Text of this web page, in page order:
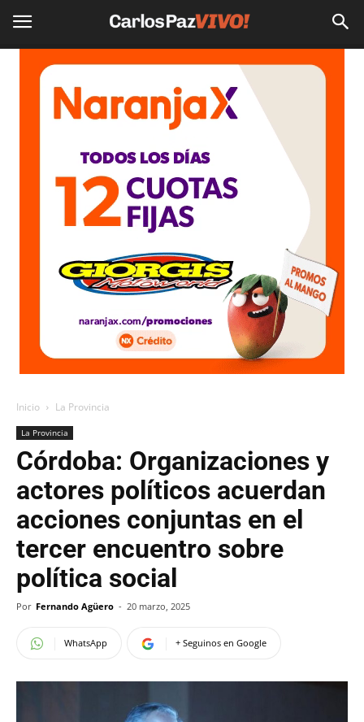
Inicio La Provincia
La Provincia
Córdoba: Organizaciones y
actores políticos acuerdan
acciones conjuntas en el
tercer encuentro sobre
política social
Por Fernando Agüero - 20 marzo, 2025
WhatsApp + Seguinos en Google